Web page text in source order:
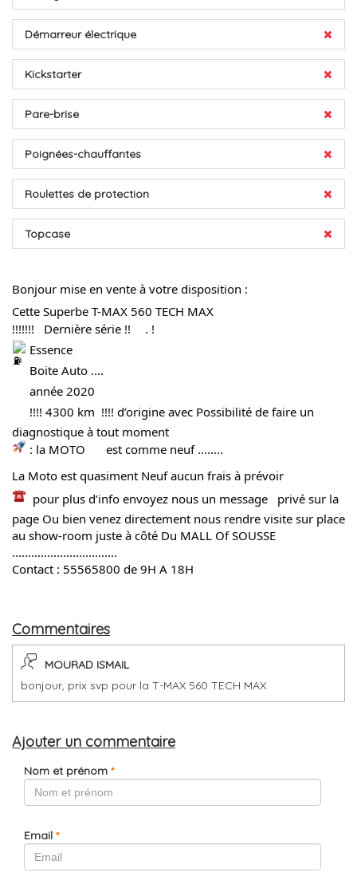
Démarreur électrique
Kickstarter
Pare-brise
Poignées-chauffantes
Roulettes de protection
Topcase
Bonjour mise en vente à votre disposition :
Cette Superbe T-MAX 560 TECH MAX
!!!!!!!   Dernière série !!
. !
Essence
Boite Auto ....
année 2020
!!!! 4300 km  !!!! d’origine avec Possibilité de faire un
diagnostique à tout moment
: la MOTO
est comme neuf ........
La Moto est quasiment Neuf aucun frais à prévoir
  pour plus d’info envoyez nous un message   privé sur la
page Ou bien venez directement nous rendre visite sur place
au show-room juste à côté Du MALL Of SOUSSE
.................................
Contact : 55565800 de 9H A 18H
Commentaires
MOURAD ISMAIL
bonjour, prix svp pour la T-MAX 560 TECH MAX
Ajouter un commentaire
Nom et prénom *
Email *